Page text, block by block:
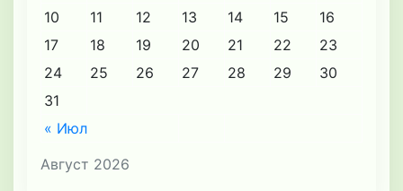
Август 2026
« Июл
10
11 12 13 14 15
16
17
18 19 20 21 22
23
24
25 26 27 28 29
30
31